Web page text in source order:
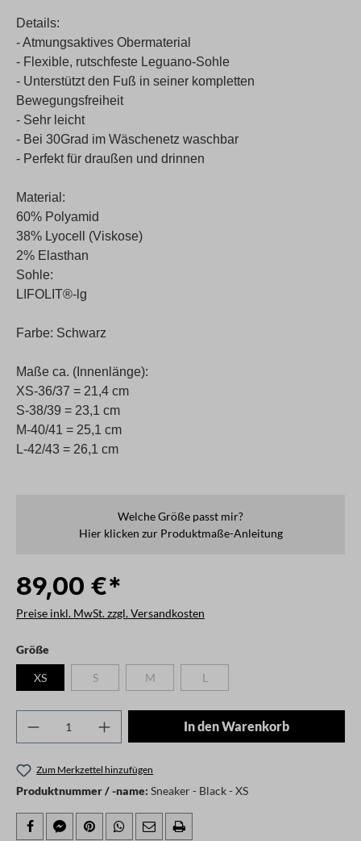
Details:
- Atmungsaktives Obermaterial
- Flexible, rutschfeste Leguano-Sohle
- Unterstützt den Fuß in seiner kompletten
Bewegungsfreiheit
- Sehr leicht
- Bei 30Grad im Wäschenetz waschbar
- Perfekt für draußen und drinnen
Material:
60% Polyamid
38% Lyocell (Viskose)
2% Elasthan
Sohle:
LIFOLIT®-lg
Farbe: Schwarz
Maße ca. (Innenlänge):
XS-36/37 = 21,4 cm
S-38/39 = 23,1 cm
M-40/41 = 25,1 cm
L-42/43 = 26,1 cm
Welche Größe passt mir?
Hier klicken zur Produktmaße-Anleitung
89,00 €*
Preise inkl. MwSt. zzgl. Versandkosten
Größeauswählen
XS S
(Diese Option ist zurzeit nicht verfügbar.)
M(Diese Option ist zurzeit nicht verfügbar.)
L(Diese Option ist zurzeit nicht
Produkt Anzahl: Gib den gewünschten
In den Warenkorb
Zum Merkzettel hinzufügen
Produktnummer / -name: Sneaker - Black - XS